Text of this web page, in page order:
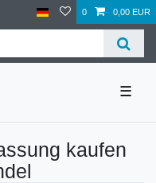
0 0,00 EUR
☰
kaufen